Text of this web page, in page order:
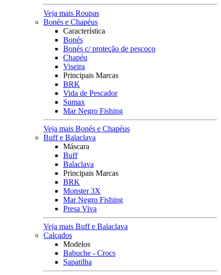
Veja mais Roupas
Bonés e Chapéus
Característica
Bonés
Bonés c/ proteção de pescoço
Chapéu
Viseira
Principais Marcas
BRK
Vida de Pescador
Sumax
Mar Negro Fishing
Veja mais Bonés e Chapéus
Buff e Balaclava
Máscara
Buff
Balaclava
Principais Marcas
BRK
Monster 3X
Mar Negro Fishing
Presa Viva
Veja mais Buff e Balaclava
Calçados
Modelos
Babuche - Crocs
Sapatilha